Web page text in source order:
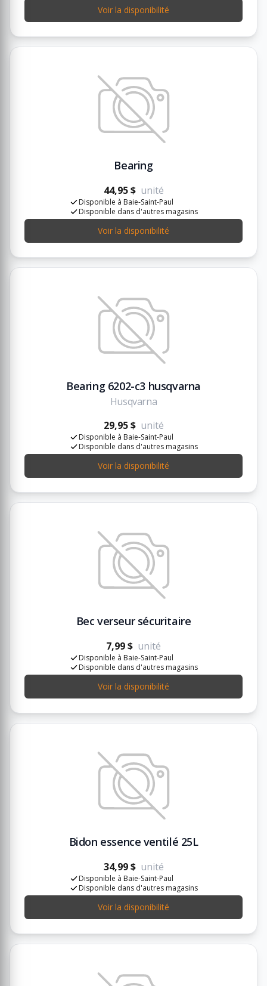
Voir la disponibilité
Bearing
44,95 $ unité
Disponible à Baie-Saint-Paul
Disponible dans d'autres magasins
Voir la disponibilité
Bearing 6202-c3 husqvarna
Husqvarna
29,95 $ unité
Disponible à Baie-Saint-Paul
Disponible dans d'autres magasins
Voir la disponibilité
Bec verseur sécuritaire
7,99 $ unité
Disponible à Baie-Saint-Paul
Disponible dans d'autres magasins
Voir la disponibilité
Bidon essence ventilé 25L
34,99 $ unité
Disponible à Baie-Saint-Paul
Disponible dans d'autres magasins
Voir la disponibilité